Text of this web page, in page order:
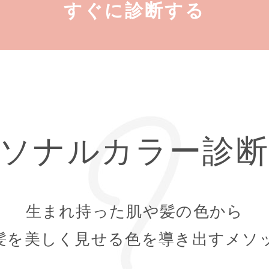
すぐに診断する
ナルカラー診
生まれ持った肌や髪の色から
を美しく見せる色を導き出すメソ